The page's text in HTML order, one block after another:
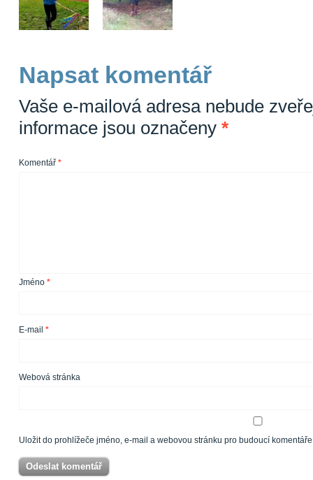
Napsat komentář
Vaše e-mailová adresa nebude
informace jsou označeny *
Komentář *
Jméno *
E-mail *
Webová stránka
Uložit do prohlížeče jméno, e-mail a webovou stránku pro budoucí